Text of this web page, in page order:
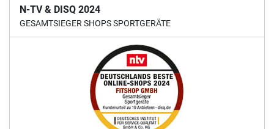
N-TV & DISQ 2024
GESAMTSIEGER SHOPS SPORTGERÄTE